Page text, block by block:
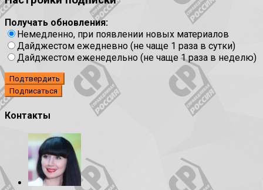
Получать обновления:
Немедленно, при появлении новых материалов
Дайджестом ежедневно (не чаще 1 раза в сутки)
Дайджестом еженедельно (не чаще 1 раза в неделю)
Подтвердить
Контакты